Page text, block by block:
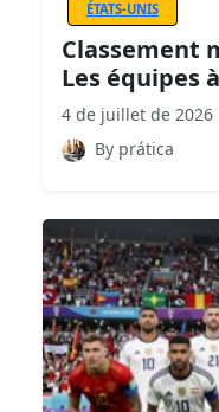
ÉTATS-UNIS
Classement
Les équipes
4 de juillet de 2026
By prática